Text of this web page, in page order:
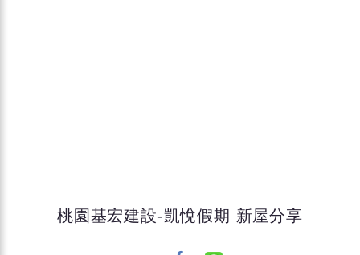
桃園基宏建設-凱悅假期 新屋分享